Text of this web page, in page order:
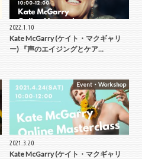
2022.1.10
Kate McGarry (ケイト・マクギャリ
ー) 『声のエイジングとケア…
Event・Workshop
2021.3.20
Kate McGarry (ケイト・マクギャリ